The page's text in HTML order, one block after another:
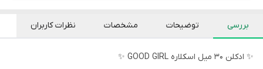
بررسی توضیحات مشخصات نظرات کاربران
✨ ادکلن 30 میل اسکلاره GOOD GIRL ✨